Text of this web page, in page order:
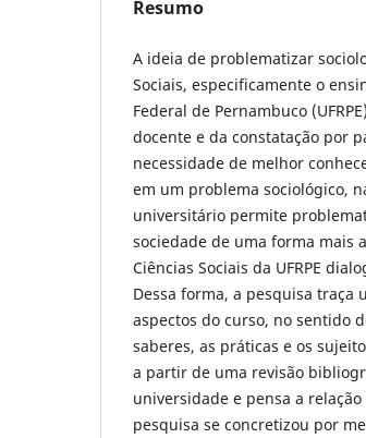
Resumo
A ideia de problematizar
Sociais, especificamente o
Federal de Pernambuco
docente e da constatação por
necessidade de melhor
em um problema sociológico,
universitário permite
sociedade de uma forma mais
Ciências Sociais da UFRPE
Dessa forma, a pesquisa traça
aspectos do curso, no sentido
saberes, as práticas e os
a partir de uma revisão
universidade e pensa a
pesquisa se concretizou por